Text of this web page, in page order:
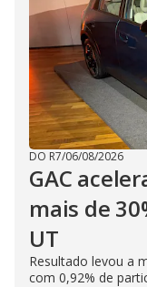
DO R7/06/08/2026
GAC
mais de
UT
Resultado levou a
com 0,92% de